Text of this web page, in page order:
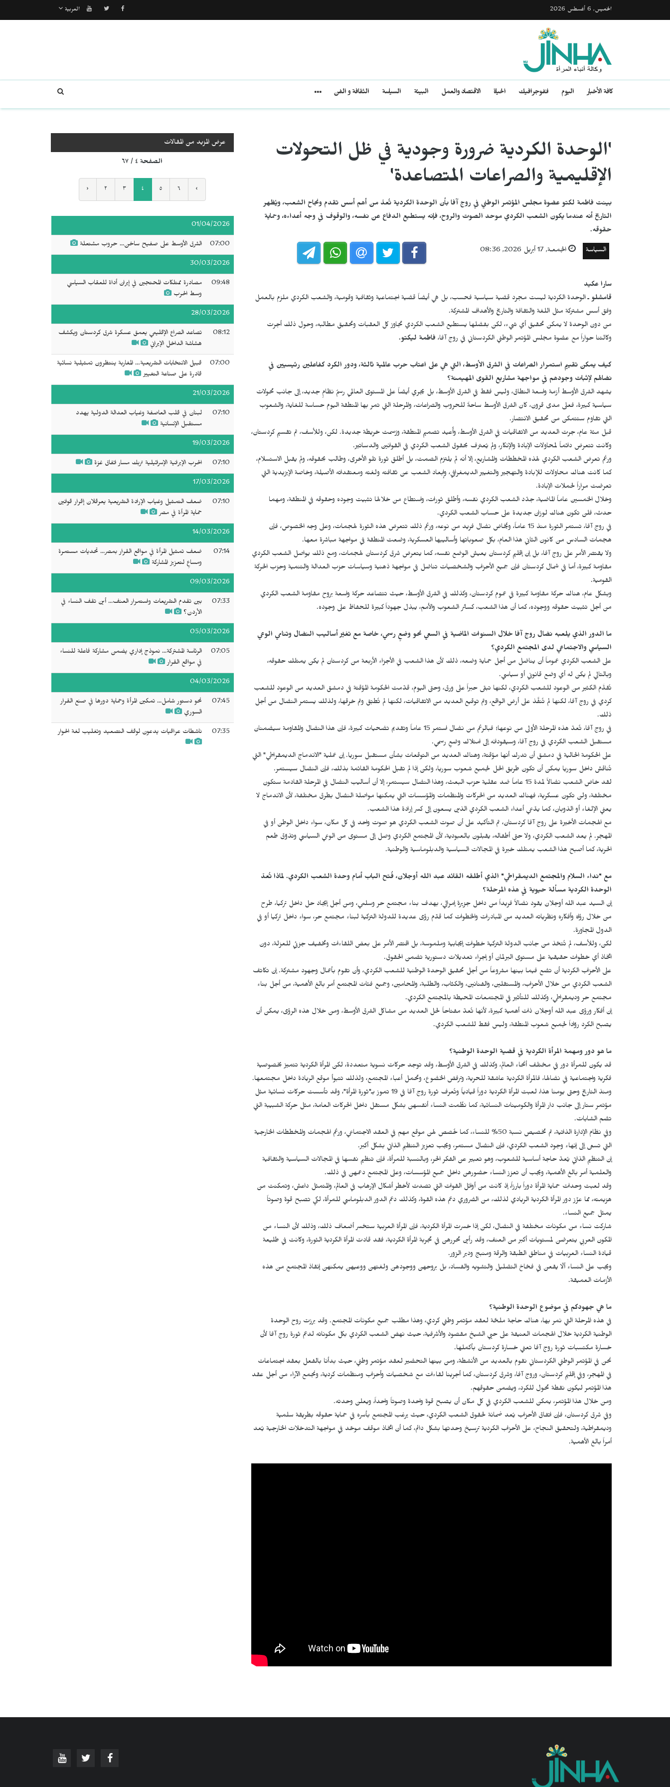
الخميس, 6 أغسطس 2026 العربية
كافة الأخبار اليوم انفوجرافيك الحياة الاقتصاد والعمل البيئة السياسة الثقافة و الفن
'الوحدة الكردية ضرورة وجودية في ظل التحولات
الإقليمية والصراعات المتصاعدة'
بينت فاطمة لكتو عضوة مجلس المؤتمر الوطني في روج آفا بأن الوحدة الكردية تُعدّ من أهم أسس تقدم ونجاح الشعب، ويُظهر
التاريخ أنه عندما يكون الشعب الكردي موحد الصوت والروح، فإنه يستطيع الدفاع عن نفسه، والوقوف في وجه أعداءه، وحماية
حقوقه.
السياسة الجمعـة, 17 أبريل 2026, 08:36
سارا عكيد
قامشلو ـ الوحدة الكردية ليست مجرد قضية سياسية فحسب، بل هي أيضاً قضية اجتماعية وثقافية وقومية، والشعب الكردي ملزم بالعمل
وفق أسس مشتركة مثل اللغة والثقافة والتاريخ والأهداف المشتركة.
من دون الوحدة لا يمكن تحقيق أي شيء، لكن بفضلها يستطيع الشعب الكردي تجاوز كل العقبات وتحقيق مطالبه، وحول ذلك أجرت
وكالتنا حواراً مع عضوة مجلس المؤتمر الوطني الكردستاني في روج آفا، فاطمة ليكتو.
كيف يمكن تقييم استمرار الصراعات في الشرق الأوسط، التي هي على اعتاب حرب عالمية ثالثة، ودور الكرد كفاعلين رئيسيين في
نضالهم لإثبات وجودهم في مواجهة مشاريع القوى المهيمنة؟
يشهد الشرق الأوسط أزمة واسعة النطاق، وليس فقط في الشرق الأوسط، بل يجري أيضاً على المستوى العالمي رسمُ نظامٍ جديد، إلى جانب تحولات
سياسية كبيرة، فعلى مدى قرون، كان الشرق الأوسط ساحةً للحروب والصراعات، والمرحلة التي تمر بها المنطقة اليوم حساسة للغاية، والشعوب
التي تقاوم ستتمكن من تحقيق الانتصار.
قبل مئة عام، جرت العديد من الاتفاقيات في الشرق الأوسط، وأُعيد تصميم المنطقة، ورُسمت خريطة جديدة. لكن، وللأسف، تم تقسيم كردستان،
وكانت تتعرض دائماً لمحاولات الإبادة والإنكار، ولم يُعترف بحقوق الشعب الكردي في القوانين والدساتير.
ورغم تعرض الشعب الكردي لهذه المخططات والمشاريع، إلا أنه لم يلتزم الصمت، بل أطلق ثورة تلو الأخرى، وطالب بحقوقه، ولم يقبل الاستسلام،
كما كانت هناك محاولات للإبادة والتهجير والتغيير الديمغرافي، وإبعاد الشعب عن ثقافته ولغته ومعتقداته الأصيلة، وخاصة الإيزيدية التي
تعرضت مراراً لحملات الإبادة.
وخلال الخمسين عاماً الماضية، جدّد الشعب الكردي نفسه، وأطلق ثورات، واستطاع من خلالها تثبيت وجوده وحقوقه في المنطقة، ومهما
حدث، فلن تكون هناك لوزان جديدة على حساب الشعب الكردي.
في روج آفا، تستمر الثورة منذ 15 عاماً، ويُخاض نضال فريد من نوعه، ورغم ذلك تتعرض هذه الثورة لهجمات، وعلى وجه الخصوص، فإن
هجمات السادس من كانون الثاني هذا العام، بكل صعوباتها وأساليبها العسكرية، وضعت المنطقة في مواجهة مباشرة معها.
ولا يقتصر الأمر على روج آفا، بل إن إقليم كردستان يعيش الوضع نفسه، كما يتعرض شرق كردستان لهجمات، ومع ذلك يواصل الشعب الكردي
مقاومة كبيرة، أما في شمال كردستان فإن جميع الأحزاب والشخصيات تناضل في مواجهة ذهنية وسياسات حزب العدالة والتنمية وحزب الحركة
القومية.
وبشكل عام، هناك حركة مقاومة كبيرة في عموم كردستان، وكذلك في الشرق الأوسط، حيث تتصاعد حركة واسعة بروح مقاومة الشعب الكردي
من أجل تثبيت حقوقه ووجوده، كما أن هذا الشعب، كسائر الشعوب والأمم، يبذل جهوداً كبيرة للحفاظ على وجوده.
ما الدور الذي يلعبه نضال روج آفا خلال السنوات الماضية في السعي نحو وضعٍ رسمي، خاصة مع تغيّر أساليب النضال وتنامي الوعي
السياسي والاجتماعي لدى المجتمع الكردي؟
على الشعب الكردي عموماً أن يناضل من أجل حماية وضعه، ذلك لأن هذا الشعب في الأجزاء الأربعة من كردستان لم يكن يمتلك حقوقه،
وبالتالي لم يكن له أي وضع قانوني أو سياسي.
تُقدَّم الكثير من الوعود للشعب الكردي، لكنها تبقى حبراً على ورق، وحتى اليوم، قدّمت الحكومة المؤقتة في دمشق العديد من الوعود للشعب
كردي في روج آفا، لكنها لم تُنفَّذ على أرض الواقع، وتم توقيع العديد من الاتفاقيات، لكنها لم تُطبّق وتم خرقها، ولذلك يستمر النضال من أجل
ذلك.
في روج آفا، تُعدّ هذه المرحلة الأولى من نوعها؛ فبالرغم من نضال استمر 15 عاماً وتقديم تضحيات كبيرة، فإن هذا النضال والمقاومة سيضمنان
مستقبل الشعب الكردي في روج آفا، وسيقودانه إلى امتلاك وضعٍ رسمي.
على الحكومة الحالية في دمشق أن تدرك أنها مؤقتة، وهناك العديد من التوقعات بشأن مستقبل سوريا. إن عملية "الاندماج الديمقراطي" التي
تُناقش داخل سوريا يمكن أن تكون طريق الحل لجميع شعوب سوريا، ولكن إذا لم تقبل الحكومة القائمة بذلك، فإن النضال سيستمر.
لقد خاض الشعب نضالاً لمدة 15 عاماً ضد عقلية حزب البعث، وهذا النضال سيستمر، إلا أن أساليب النضال في المرحلة القادمة ستكون
مختلفة، ولن تكون عسكرية، فهناك العديد من الحركات والمنظمات والمؤسسات التي يمكنها مواصلة النضال بطرق مختلفة، لأن الاندماج لا
يعني الإلغاء أو الذوبان، كما يدّعي أعداء الشعب الكردي الذين يسعون إلى كسر إرادة هذا الشعب.
مع الهجمات الأخيرة على روج آفا كردستان، تم التأكيد على أن صوت الشعب الكردي هو صوت واحد في كل مكان، سواء داخل الوطن أو في
المهجر. لم يعد الشعب الكردي، ولا حتى أطفاله، يقبلون بالعبودية، لأن المجتمع الكردي وصل إلى مستوى من الوعي السياسي وتذوّق طعم
الحرية، كما أصبح هذا الشعب يمتلك خبرة في المجالات السياسية والدبلوماسية والوطنية.
مع "نداء السلام والمجتمع الديمقراطي" الذي أطلقه القائد عبد الله أوجلان، فُتح الباب أمام وحدة الشعب الكردي. لماذا تُعدّ
الوحدة الكردية مسألة حيوية في هذه المرحلة؟
إن السيد عبد الله أوجلان يقود نضالاً فريداً من داخل جزيرة إمرالي، بهدف بناء مجتمع حر وسلمي، ومن أجل إيجاد حل داخل تركيا، طرح
من خلال رؤاه وأفكاره ونظرياته العديد من المبادرات والخطوات كما قدّم رؤى عديدة للدولة التركية لبناء مجتمع حر، سواء داخل تركيا أو في
الدول المجاورة.
لكن، وللأسف، لم تُتخذ من جانب الدولة التركية خطوات إيجابية وملموسة، بل اقتصر الأمر على بعض اللقاءات وتخفيف جزئي للعزلة، دون
اتخاذ أي خطوات حقيقية على مستوى البرلمان أو إجراء تعديلات دستورية تضمن الحقوق.
على الأحزاب الكردية أن تضع فيما بينها مشروعاً من أجل تحقيق الوحدة الوطنية للشعب الكردي، وأن تقوم بأعمال وجهود مشتركة. إن تكاتف
الشعب الكردي من خلال الأحزاب، والمستقلين، والفنانين، والكتّاب، والطلبة، والمحامين، وجميع فئات المجتمع أمر بالغ الأهمية، من أجل بناء
مجتمع حر وديمقراطي، وكذلك للتأثير في المجتمعات المحيطة بالمجتمع الكردي.
إن أفكار ورؤى عبد الله أوجلان ذات أهمية كبيرة، لأنها تُعدّ مفتاحاً لحل العديد من مشاكل الشرق الأوسط، ومن خلال هذه الرؤى، يمكن أن
يصبح الكرد روّاداً لجميع شعوب المنطقة، وليس فقط للشعب الكردي.
ما هو دور ومهمة المرأة الكردية في قضية الوحدة الوطنية؟
قد يكون للمرأة دور في مختلف أنحاء العالم، وكذلك في الشرق الأوسط، وقد توجد حركات نسوية متعددة، لكن المرأة الكردية تتميز بخصوصية
فكرية واجتماعية في نضالها، فالمرأة الكردية عاشقة للحرية، وترفض الخضوع، وتحمل أعباء المجتمع، ولذلك تتبوأ موقع الريادة داخل مجتمعها.
ومنذ التاريخ وحتى يومنا هذا، لعبت المرأة الكردية دوراً قيادياً وتُعرف ثورة روج آفا في 19 تموز بـ"ثورة المرأة"، وقد تأسست حركات نسائية مثل
مؤتمر ستار إلى جانب دار المرأة والكومينات النسائية، كما نظّمت النساء أنفسهن بشكل مستقل داخل الحركات العامة، مثل حركة الشبيبة التي
تضم الشابات.
وفي نظام الإدارة الذاتية، تم تخصيص نسبة 50% للنساء، كما خُصص لهن موقع مهم في العقد الاجتماعي، ورغم الهجمات والمخططات الخارجية
التي تسعى إلى إنهاء وجود الشعب الكردي، فإن النضال مستمر، ويجب تعزيز التنظيم الذاتي بشكل أكبر.
إن التنظيم الذاتي يُعدّ حاجة أساسية للشعوب، وهو تعبير عن الفكر الحر، وبالنسبة للمرأة، فإن تنظيم نفسها في المجالات السياسية والثقافية
والعلمية أمر بالغ الأهمية، ويجب أن تعزز النساء حضورهن داخل جميع المؤسسات، وعلى المجتمع دعمهن في ذلك.
وقد لعبت وحدات حماية المرأة دوراً بارزاً، إذ كانت من أوائل القوات التي تصدت لأخطر أشكال الإرهاب في العالم، والمتمثل داعش، وتمكنت من
هزيمته، مما عزّز دور المرأة الكردية الريادي لذلك، من الضروري دعم هذه القوة، وكذلك دعم الدور الدبلوماسي للمرأة، لكي تصبح قوة وصوتاً
يمثل جميع النساء.
شاركت نساء من مكونات مختلفة في النضال، لكن إذا خسرت المرأة الكردية، فإن المرأة العربية ستخسر أضعاف ذلك، وذلك لأن النساء من
المكون العربي يتعرضن لمستويات أكبر من العنف، وقد رأين تحررهن في تجربة المرأة الكردية، فقد قادت المرأة الكردية الثورة، وكانت في طليعة
قيادة النساء العربيات في مناطق الطبقة والرقة ومنبج ودير الزور.
ويجب على النساء ألّا يقعن في فخاخ التضليل والتشويه والفساد، بل بروحهن ووجودهن ولغتهن ووعيهن يمكنهن إنقاذ المجتمع من هذه
الأزمات العميقة.
ما هي جهودكم في موضوع الوحدة الوطنية؟
في هذه المرحلة التي نمر بها، هناك حاجة ملحّة لعقد مؤتمر وطني كردي، وهذا مطلب جميع مكونات المجتمع. وقد برزت روح الوحدة
الوطنية الكردية خلال الهجمات العنيفة على حيي الشيخ مقصود والأشرفية، حيث نهض الشعب الكردي بكل مكوناته لدعم ثورة روج آفا لأن
خسارة مكتسبات ثورة روج آفا تعني خسارة كردستان بأكملها.
نحن في المؤتمر الوطني الكردستاني نقوم بالعديد من الأنشطة، ومن بينها التحضير لعقد مؤتمر وطني، حيث بدأنا بالفعل بعقد اجتماعات
في المهجر، وفي إقليم كردستان، وروج آفا، وشرق كردستان، كما أجرينا لقاءات مع شخصيات وأحزاب ومنظمات كردية، ونجمع الآراء من أجل عقد
هذا المؤتمر ليكون نقطة تحول للكرد، ويضمن حقوقهم.
ومن خلال هذا المؤتمر، يمكن للشعب الكردي في كل مكان أن يصبح قوة واحدة وصوتاً واحداً، ويعلن وحدته.
وفي شرق كردستان، فإن اتفاق الأحزاب يُعد ضمانة لحقوق الشعب الكردي، حيث يرغب المجتمع بأسره في حماية حقوقه بطريقة سلمية
وديمقراطية، ولتحقيق النجاح، على الأحزاب الكردية ترسيخ وحدتها بشكل دائم، كما أن اتخاذ موقف موحّد في مواجهة التدخلات الخارجية يُعد
أمراً بالغ الأهمية.
عرض المزيد من المقالات
الصفحة ٤ / ٦٧
‹ ٢ ٣ ٤ ٥ ٦ ›
01/04/2026
07:00 الشرق الأوسط على صفيح ساخن... حروب مشتعلة
30/03/2026
09:48
مصادرة ممتلكات المحتجين في إيران أداة للعقاب السياسي
وسط الحرب
28/03/2026
08:12
تصاعد الصراع الإقليمي يعمق عسكرة شرق كردستان ويكشف
هشاشة الداخل الإيراني
07:00
قبيل الانتخابات التشريعية… المغاربة ينتظرون تمثيلية نسائية
قادرة على صناعة التغيير
21/03/2026
07:10
لبنان في قلب العاصفة وغياب العدالة الدولية يهدد
مستقبل الإنسانية
19/03/2026
07:10 الحرب الإيرانية الإسرائيلية تربك مسار اتفاق غزة
17/03/2026
07:10
ضعف التمثيل وغياب الإرادة التشريعية يعرقلان إقرار قوانين
حماية المرأة في مصر
14/03/2026
07:14
ضعف تمثيل المرأة في مواقع القرار بمصر... تحديات مستمرة
ومساعٍ لتعزيز المشاركة
09/03/2026
07:33
بين تقدم التشريعات واستمرار العنف... أين تقف النساء في
الأردن؟
05/03/2026
07:05
الرئاسة المشتركة... نموذج إداري يضمن مشاركة فاعلة للنساء
في مواقع القرار
04/03/2026
07:45
نحو دستور شامل... تمكين المرأة وحماية دورها في صنع القرار
السوري
07:35 ناشطات عراقيات يدعون لوقف التصعيد وتغليب لغة الحوار